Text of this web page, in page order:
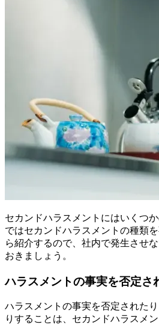
セカンドハラスメントにはいくつ
ではセカンドハラスメントの種類
ら紹介するので、社内で発生させ
おきましょう。
ハラスメントの事実を否定さ
ハラスメントの事実を否定された
りすることは、セカンドハラスメ